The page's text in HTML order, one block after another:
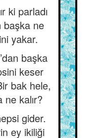
ki parladı
başka ne
yakar.
başka
keser
bak hele,
ne kalır?
gider.
ey ikiliği